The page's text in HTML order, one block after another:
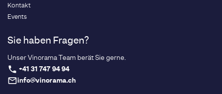
Kontakt
Events
Sie haben Fragen?
Unser Vinorama Team berät Sie gerne.
phone +41 31 747 94 94
mail_outlineinfo@vinorama.ch